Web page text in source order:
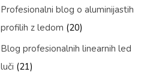
Profesionalni blog o aluminijastih
profilih z ledom (20)
Blog profesionalnih linearnih led
luči (21)